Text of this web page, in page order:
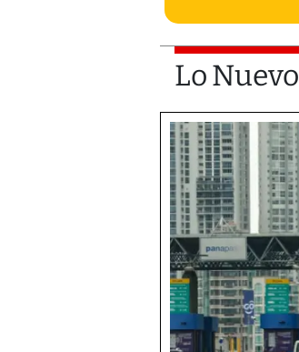
Lo Nuevo